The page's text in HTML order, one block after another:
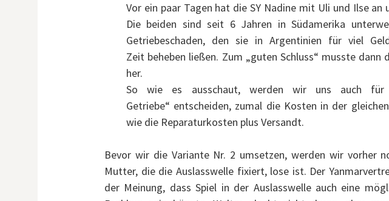
Vor ein paar Tagen hat die SY Nadine mit Uli und Ilse an
Die beiden sind seit 6 Jahren in Südamerika
Getriebeschaden, den sie in Argentinien für viel
Zeit beheben ließen. Zum „guten Schluss“ musste dann
her.
So wie es ausschaut, werden wir uns auch für
Getriebe“ entscheiden, zumal die Kosten in der
wie die Reparaturkosten plus Versandt.
Bevor wir die Variante Nr. 2 umsetzen, werden wir vorher
Mutter, die die Auslasswelle fixiert, lose ist. Der
der Meinung, dass Spiel in der Auslasswelle auch eine